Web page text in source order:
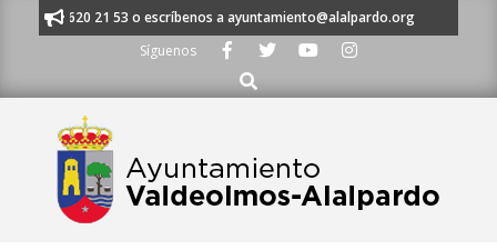
al 91 620 21 53 o escríbenos a ayuntamiento@alalpardo.org
Síguenos
Buscar